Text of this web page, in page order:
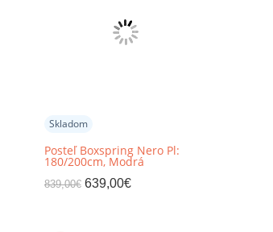
Skladom
Posteľ Boxspring Nero Pl:
180/200cm, Modrá
839,00€ 639,00€